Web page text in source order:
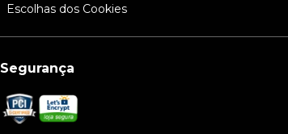
Escolhas dos Cookies
Segurança